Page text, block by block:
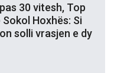
30 vitesh, Top
Hoxhës: Si
solli vrasjen e dy